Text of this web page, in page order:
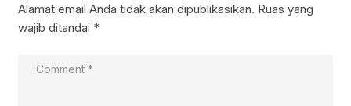
Alamat email Anda tidak akan dipublikasikan. Ruas yang
wajib ditandai *